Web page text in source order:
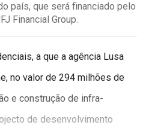
país, que será financiado pelo
Financial Group.
a que a agência Lusa
no valor de 294 milhões de
e construção de infra-
de desenvolvimento